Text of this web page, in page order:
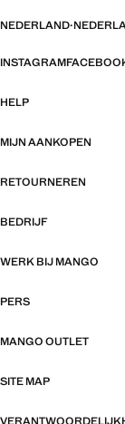
NEDERLAND·
INSTAGRAM
HELP
MIJN AANKOPEN
RETOURNEREN
BEDRIJF
WERK BIJ MANGO
PERS
MANGO OUTLET
SITE MAP